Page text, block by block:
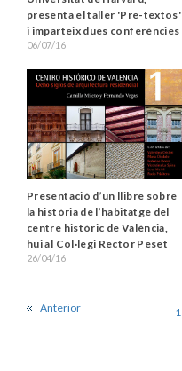
presenta el taller 'Pre-textos'
i imparteix dues conferències
06/07/16
Presentació d’un llibre sobre
la història de l’habitatge del
centre històric de València,
hui al Col·legi Rector Peset
26/04/16
Anterior 1